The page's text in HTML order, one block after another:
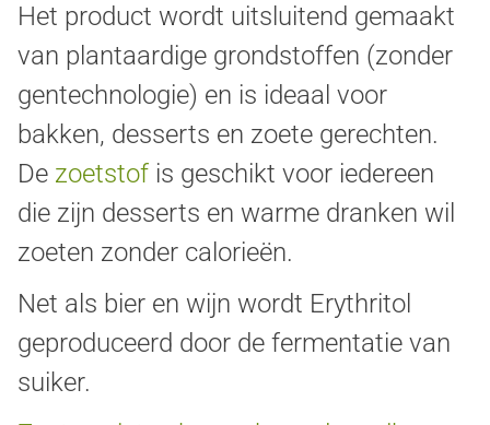
Het product wordt uitsluitend gemaakt
van plantaardige grondstoffen (zonder
gentechnologie) en is ideaal voor
bakken, desserts en zoete gerechten.
De zoetstof is geschikt voor iedereen
die zijn desserts en warme dranken wil
zoeten zonder calorieën.
Net als bier en wijn wordt Erythritol
geproduceerd door de fermentatie van
suiker.